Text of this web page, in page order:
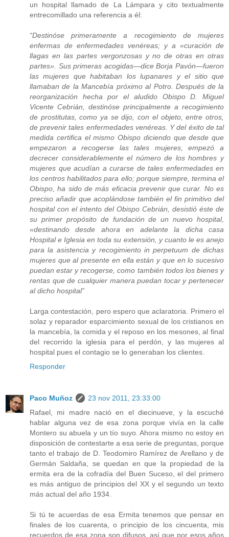
un hospital llamado de La Lámpara y cito textualmente
entrecomillado una referencia a él:
“Destinóse primeramente a recogimiento de mujeres
enfermas de enfermedades venéreas; y a «curación de
llagas en las partes vergonzosas y no de otras en otras
partes». Sus primeras acogidas—dice Borja Pavón—fueron
las mujeres que habitaban los lupanares y el sitio que
llamaban de la Mancebía próximo al Potro. Después de la
reorganización hecha por el aludido Obispo D. Miguel
Vicente Cebrián, destinóse principalmente a recogimiento
de prostitutas, como ya se dijo, con el objeto, entre otros,
de prevenir tales enfermedades venéreas. Y del éxito de tal
medida certifica el mismo Obispo diciendo que desde que
empezaron a recogerse las tales mujeres, empezó a
decrecer considerablemente el número de los hombres y
mujeres que acudían a curarse de tales enfermedades en
los centros habilitados para ello; porque siempre, termina el
Obispo, ha sido de más eficacia prevenir que curar. No es
preciso añadir que acoplándose también el fin primitivo del
hospital con el intento del Obispo Cebrián, desistió éste de
su primer propósito de fundación de un nuevo hospital,
«destinando desde ahora en adelante la dicha casa
Hospital e Iglesia en toda su extensión, y cuanto le es anejo
para la asistencia y recogimiento in perpetuum de dichas
mujeres que al presente en ella están y que en lo sucesivo
puedan estar y recogerse, como también todos los bienes y
rentas que de cualquier manera puedan tocar y pertenecer
al dicho hospital”
Larga contestación, pero espero que aclaratoria. Primero el
solaz y reparador esparcimiento sexual de los cristianos en
la mancebía, la comida y el reposo en los mesones, al final
del recorrido la iglesia para el perdón, y las mujeres al
hospital pues el contagio se lo generaban los clientes.
Responder
Paco Muñoz
23 nov 2011, 23:33:00
Rafael, mi madre nació en el diecinueve, y la escuché
hablar alguna vez de esa zona porque vivía en la calle
Montero su abuela y un tío suyo. Ahora mismo no estoy en
disposición de contestarte a esa serie de preguntas, porque
tanto el trabajo de D. Teodomiro Ramírez de Arellano y de
Germán Saldaña, se quedan en que la propiedad de la
ermita era de la cofradía del Buen Suceso, el del primero
es más antiguo de principios del XX y el segundo un texto
más actual del año 1934.
Si tú te acuerdas de esa Ermita tenemos que pensar en
finales de los cuarenta, o principio de los cincuenta, mis
recuerdos de esa zona son difusos, así que por esos años